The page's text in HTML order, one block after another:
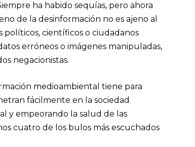
ha habido sequías, pero ahora
de la desinformación no es ajeno al
políticos, científicos o ciudadanos
erróneos o imágenes manipuladas,
negacionistas.
medioambiental tiene para
fácilmente en la sociedad
y empeorando la salud de las
cuatro de los bulos más escuchados